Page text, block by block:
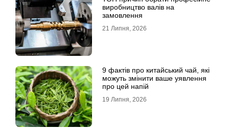
виробництво валів на
замовлення
21 Липня, 2026
9 фактів про китайський чай, які
можуть змінити ваше уявлення
про цей напій
19 Липня, 2026